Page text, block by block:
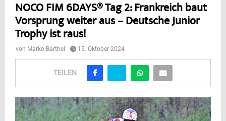
NOCO FIM 6DAYS® Tag 2: Frankreich baut
Vorsprung weiter aus – Deutsche Junior
Trophy ist raus!
von Marko Barthel 15. Oktober 2024
TEILEN